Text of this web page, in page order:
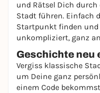
und Rätsel Dich durch
Stadt führen. Einfach
Startpunkt finden und
unkompliziert, ganz
Geschichte neu
Vergiss klassische
um Deine ganz
einem Code